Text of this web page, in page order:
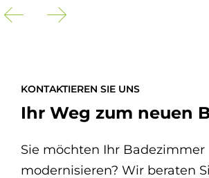
KONTAKTIEREN SIE UNS
Ihr Weg zum neuen
Sie möchten Ihr Badezimmer
modernisieren? Wir beraten